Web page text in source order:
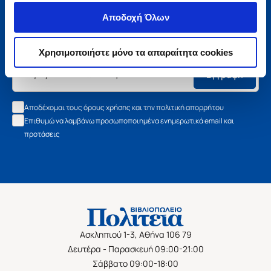
Αποδοχή Όλων
Χρησιμοποιήστε μόνο τα απαραίτητα cookies
Μάθετε τα νέα της Πολιτείας
Εγγραφείτε στο newsletter μας και μάθετε πρώτοι όλα τα
νέα βιβλία, τις εξαιρετικές τιμές και τις εκδηλώσεις μας.
Εγγραφή
Αποδέχομαι τους όρους χρήσης και την πολιτική απορρήτου
Επιθυμώ να λαμβάνω προσωποποιημένα ενημερωτικά email και
προτάσεις
Ασκληπιού 1-3, Αθήνα 106 79
Δευτέρα - Παρασκευή 09:00-21:00
Σάββατο 09:00-18:00